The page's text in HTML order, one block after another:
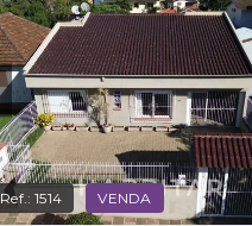
Ref.:1514 VENDA